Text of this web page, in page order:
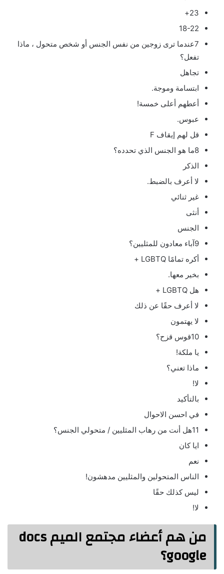
23+
18-22
7عندما ترى زوجين من نفس الجنس أو شخص متحول ، ماذا
تفعل؟
تجاهل
ابتسامة وموجة.
أعطهم أعلى خمسة!
عبوس.
قل لهم إيقاف F
8ما هو الجنس الذي تحدده؟
الذكر
لا أعرف بالضبط.
غير ثنائي
أنثى
الجنس
9آباء معادون للمثليين؟
أكره تمامًا LGBTQ +
بخير معها.
هل LGBTQ +
لا أعرف حقًا عن ذلك
لا يهتمون
10قوس قزح؟
يا ملكة!
ماذا تعني؟
لا!
بالتأكيد
في احسن الاحوال
11هل أنت من رهاب المثليين / متحولي الجنس؟
ايا كان
نعم
الناس المتحولين والمثليين مدهشون!
ليس كذلك حقًا
لا!
من هم أعضاء مجتمع الميم docs
google؟